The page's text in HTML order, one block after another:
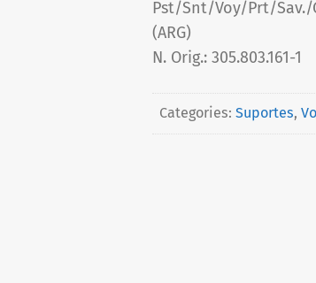
Pst/Snt/Voy/Prt/Sav./
(ARG)
N. Orig.: 305.803.161-1
Categories:Suportes,